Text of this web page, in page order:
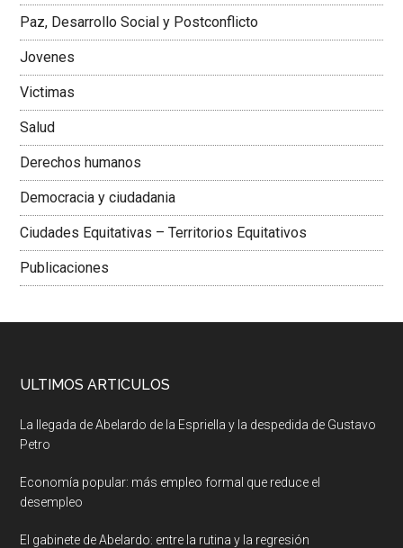
Paz, Desarrollo Social y Postconflicto
Jovenes
Victimas
Salud
Derechos humanos
Democracia y ciudadania
Ciudades Equitativas – Territorios Equitativos
Publicaciones
ULTIMOS ARTICULOS
La llegada de Abelardo de la Espriella y la despedida de Gustavo
Petro
Economía popular: más empleo formal que reduce el
desempleo
El gabinete de Abelardo: entre la rutina y la regresión